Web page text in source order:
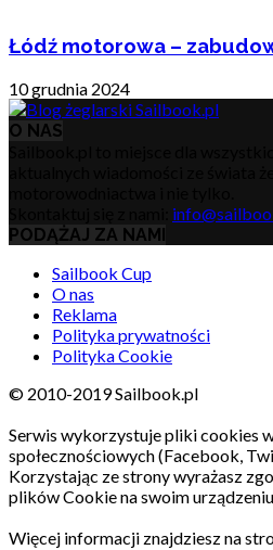
Łódź motorowa –
10 grudnia 2024
O NAS
PODĄŻAJ ZA NAMI
Sailbook Cup
O nas
Reklama
Polityka prywatności
Polityka Cookie
© 2010-2019 Sailbook.pl
Serwis wykorzystuje pliki cookies
społecznościowych (Facebook,
Korzystając ze strony wyrażasz
plików Cookie na swoim
Więcej informacji znajdziesz na